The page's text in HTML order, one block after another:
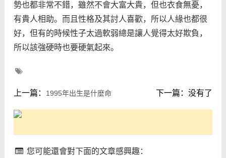
勢也都非常不錯，雖然不會大富大貴，但也衣食無憂，
有貴人相助。而且性格及其討人喜歡，所以人緣也都很
好，但有的時候性子太過軟弱總是讓人覺得太好欺負，
所以該強硬時也要硬氣起來。
上一篇： 1995年出生是什麼命 下一篇：没有了
您可能還會對下面的文章感興趣：